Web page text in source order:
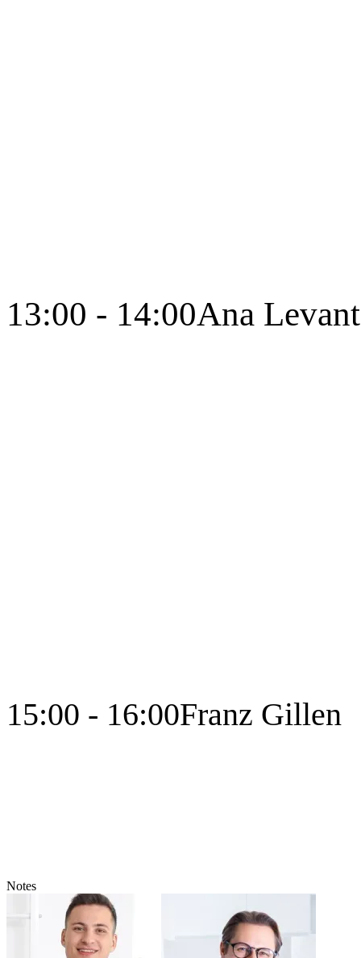
13:00 - 14:00Ana Levant
15:00 - 16:00Franz Gillen
Notes